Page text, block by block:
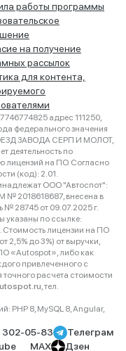
работы программы
на получение
рассылок
для контента,
адрес 111250,
федерального значения
ЗАВОДА СЕРП И МОЛОТ,
деятельность по
лицензий на ПО. Согласно
(код): 2.01.
ООО "Автоспот":
№ 2018618687, внесена в
№ 28745 от 09.07.2025 г.
указаны по ссылке:
. Стоимость лицензии на ПО
2,5% до 3%) от выручки,
«Autospot», либо как
привлеченного с
расчета стоимости
, тел.
PHP 8, MySQL 8, Angular,
302-05-83
Телеграм
MAX Дзен